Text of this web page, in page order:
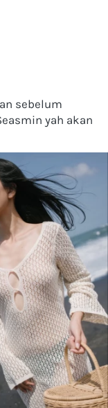
sebelum
yah akan